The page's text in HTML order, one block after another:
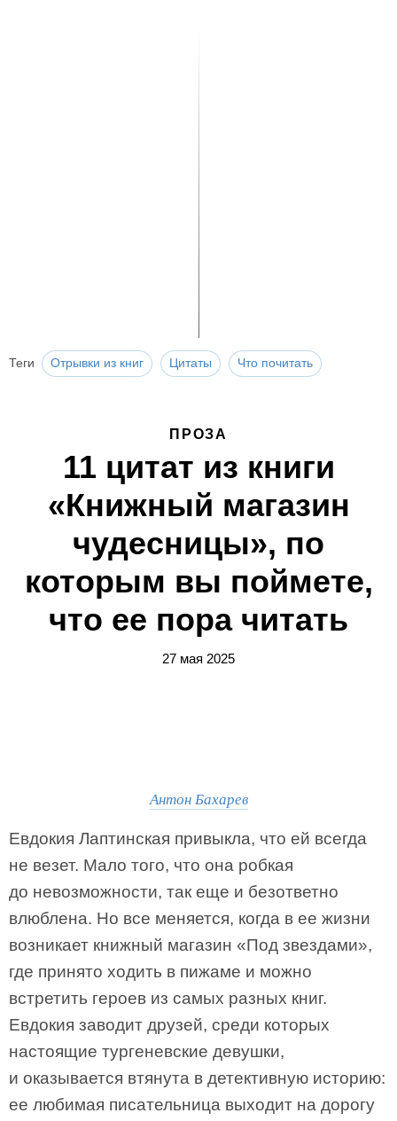
Теги Отрывки из книг Цитаты Что почитать
ПРОЗА
11 цитат из книги
«Книжный магазин
чудесницы», по
которым вы поймете,
что ее пора читать
27 мая 2025
Антон Бахарев
Евдокия Лаптинская привыкла, что ей всегда
не везет. Мало того, что она робкая
до невозможности, так еще и безответно
влюблена. Но все меняется, когда в ее жизни
возникает книжный магазин «Под звездами»,
где принято ходить в пижаме и можно
встретить героев из самых разных книг.
Евдокия заводит друзей, среди которых
настоящие тургеневские девушки,
и оказывается втянута в детективную историю:
ее любимая писательница выходит на дорогу